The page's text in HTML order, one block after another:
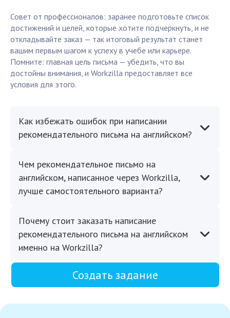
Совет от профессионалов: заранее подготовьте список
достижений и целей, которые хотите подчеркнуть, и не
откладывайте заказ — так итоговый результат станет
вашим первым шагом к успеху в учебе или карьере.
Помните: главная цель письма — убедить, что вы
достойны внимания, и Workzilla предоставляет все
условия для этого.
Как избежать ошибок при написании
рекомендательного письма на английском?
Чем рекомендательное письмо на
английском, написанное через Workzilla,
лучше самостоятельного варианта?
Почему стоит заказать написание
рекомендательного письма на английском
именно на Workzilla?
Создать задание